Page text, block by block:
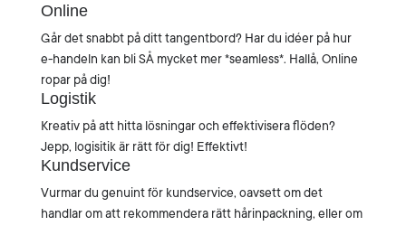
Online
Går det snabbt på ditt tangentbord? Har du idéer på hur
e-handeln kan bli SÅ mycket mer *seamless*. Hallå, Online
ropar på dig!
Logistik
Kreativ på att hitta lösningar och effektivisera flöden?
Jepp, logisitik är rätt för dig! Effektivt!
Kundservice
Vurmar du genuint för kundservice, oavsett om det
handlar om att rekommendera rätt hårinpackning, eller om